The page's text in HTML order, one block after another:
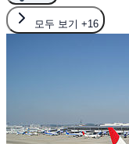
모두 보기 +16